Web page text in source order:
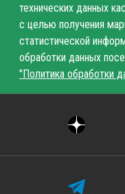
технических данных
с целью получения
статистической
обработки данных
"Политика обработки